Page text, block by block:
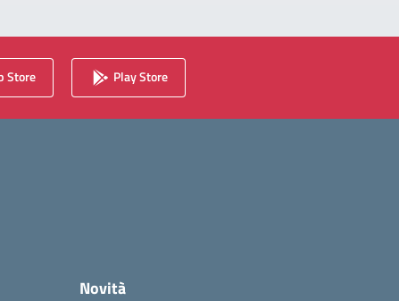
Store Play Store
Novità